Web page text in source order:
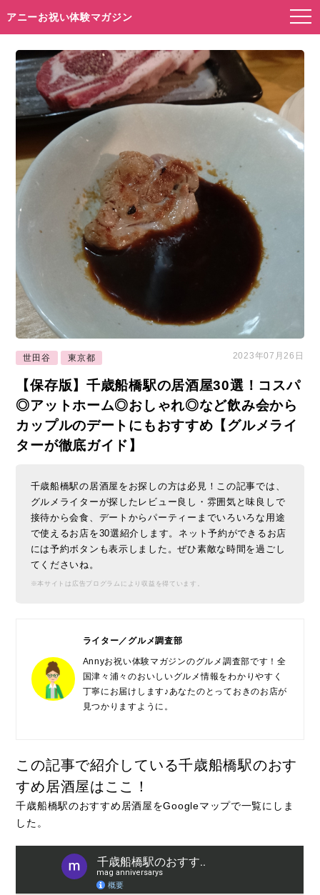
アニーお祝い体験マガジン
世田谷 東京都 2023年07月26日
【保存版】千歳船橋駅の居酒屋30選！コスパ
◎アットホーム◎おしゃれ◎など飲み会から
カップルのデートにもおすすめ【グルメライ
ターが徹底ガイド】
千歳船橋駅の居酒屋をお探しの方は必見！この記事では、
グルメライターが探したレビュー良し・雰囲気と味良しで
接待から会食、デートからパーティーまでいろいろな用途
で使えるお店を30選紹介します。ネット予約ができるお店
には予約ボタンも表示しました。ぜひ素敵な時間を過ごし
てくださいね。
※本サイトは広告プログラムにより収益を得ています。
ライター／グルメ調査部
Annyお祝い体験マガジンのグルメ調査部です！全
国津々浦々のおいしいグルメ情報をわかりやすく
丁寧にお届けします♪あなたのとっておきのお店が
見つかりますように。
この記事で紹介している千歳船橋駅のおす
すめ居酒屋はここ！
千歳船橋駅のおすすめ居酒屋をGoogleマップで一覧にしま
した。